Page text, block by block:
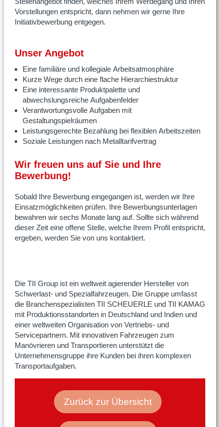
Vorstellungen entspricht, dann nehmen wir gerne Ihre
Initiativbewerbung entgegen.
Unser Angebot
Eine familiäre und kollegiale Arbeitsatmosphäre
Kurze Wege durch eine flache Hierarchiestruktur
Eine interessante Produktpalette und
abwechslungsreiche Aufgabenfelder
Verantwortungsvolle Aufgaben mit
Gestaltungspielräumen
Leistungsgerechte Bezahlung bei flexiblen Arbeitszeiten
Soziale Leistungen nach Metalltarifvertrag
Wir freuen uns auf Sie und Ihre
Bewerbung!
Sobald Ihre Bewerbung eingegangen ist, werden wir Ihre
Einsatzmöglichkeiten prüfen. Ihre Bewerbungsunterlagen
bewahren wir sechs Monate lang auf. Sollte sich während
dieser Zeit eine offene Stelle, welche Ihrem Profil entspricht,
ergeben, werden Sie von uns kontaktiert.
Die TII Group ist ein weltweit agierender Hersteller von
Schwerlast- und Spezialfahrzeugen. Die Gruppe umfasst
die Branchenspezialisten TII SCHEUERLE und TII KAMAG
mit Produktionsstandorten in Deutschland und Indien und
einer weltweiten Organisation von Vertriebs- und
Servicepartnern. Mit innovativen Fahrzeugen zum
Manövrieren und Transportieren unterstützt die
Unternehmensgruppe ihre Kunden bei ihren komplexen
Transportaufgaben.
Zurück zur Übersicht